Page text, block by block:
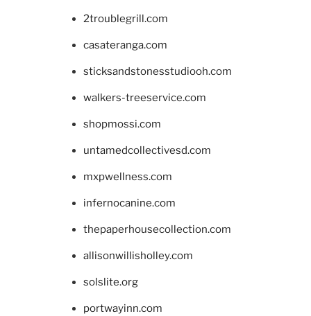
2troublegrill.com
casateranga.com
sticksandstonesstudiooh.com
walkers-treeservice.com
shopmossi.com
untamedcollectivesd.com
mxpwellness.com
infernocanine.com
thepaperhousecollection.com
allisonwillisholley.com
solslite.org
portwayinn.com